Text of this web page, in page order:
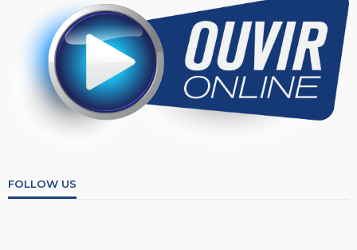
FOLLOW US